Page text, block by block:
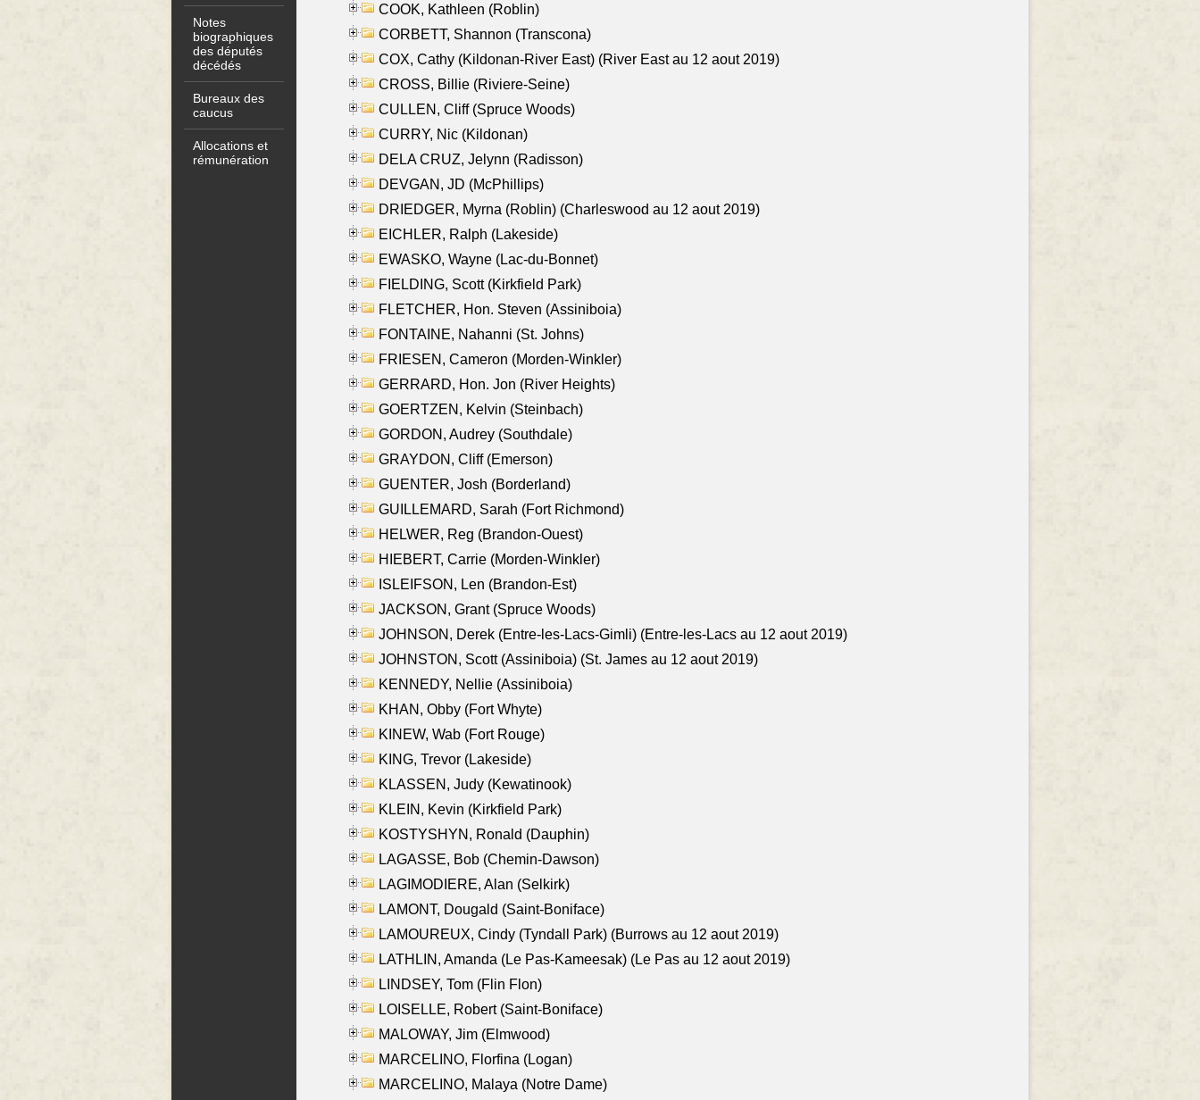
Notes
biographiques
des députés
décédés
Bureaux des
caucus
Allocations et
rémunération
COOK, Kathleen (Roblin)
CORBETT, Shannon (Transcona)
COX, Cathy (Kildonan-River East) (River East au 12 aout 2019)
CROSS, Billie (Riviere-Seine)
CULLEN, Cliff (Spruce Woods)
CURRY, Nic (Kildonan)
DELA CRUZ, Jelynn (Radisson)
DEVGAN, JD (McPhillips)
DRIEDGER, Myrna (Roblin) (Charleswood au 12 aout 2019)
EICHLER, Ralph (Lakeside)
EWASKO, Wayne (Lac-du-Bonnet)
FIELDING, Scott (Kirkfield Park)
FLETCHER, Hon. Steven (Assiniboia)
FONTAINE, Nahanni (St. Johns)
FRIESEN, Cameron (Morden-Winkler)
GERRARD, Hon. Jon (River Heights)
GOERTZEN, Kelvin (Steinbach)
GORDON, Audrey (Southdale)
GRAYDON, Cliff (Emerson)
GUENTER, Josh (Borderland)
GUILLEMARD, Sarah (Fort Richmond)
HELWER, Reg (Brandon-Ouest)
HIEBERT, Carrie (Morden-Winkler)
ISLEIFSON, Len (Brandon-Est)
JACKSON, Grant (Spruce Woods)
JOHNSON, Derek (Entre-les-Lacs-Gimli) (Entre-les-Lacs au 12 aout 2019)
JOHNSTON, Scott (Assiniboia) (St. James au 12 aout 2019)
KENNEDY, Nellie (Assiniboia)
KHAN, Obby (Fort Whyte)
KINEW, Wab (Fort Rouge)
KING, Trevor (Lakeside)
KLASSEN, Judy (Kewatinook)
KLEIN, Kevin (Kirkfield Park)
KOSTYSHYN, Ronald (Dauphin)
LAGASSE, Bob (Chemin-Dawson)
LAGIMODIERE, Alan (Selkirk)
LAMONT, Dougald (Saint-Boniface)
LAMOUREUX, Cindy (Tyndall Park) (Burrows au 12 aout 2019)
LATHLIN, Amanda (Le Pas-Kameesak) (Le Pas au 12 aout 2019)
LINDSEY, Tom (Flin Flon)
LOISELLE, Robert (Saint-Boniface)
MALOWAY, Jim (Elmwood)
MARCELINO, Florfina (Logan)
MARCELINO, Malaya (Notre Dame)